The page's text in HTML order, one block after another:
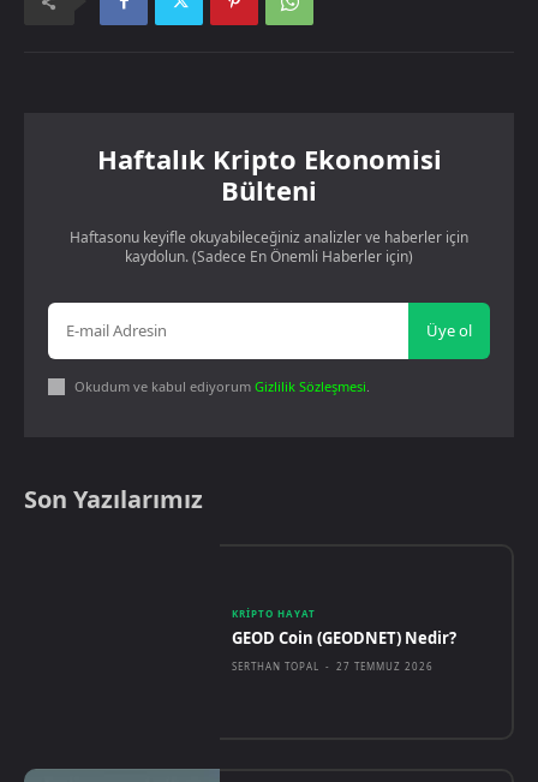
Haftalık Kripto Ekonomisi
Bülteni
Haftasonu keyifle okuyabileceğiniz analizler ve haberler için
kaydolun. (Sadece En Önemli Haberler için)
Üye ol
Okudum ve kabul ediyorum Gizlilik Sözleşmesi.
Son Yazılarımız
KRIPTO HAYAT
GEOD Coin (GEODNET) Nedir?
SERTHAN TOPAL - 27 TEMMUZ 2026